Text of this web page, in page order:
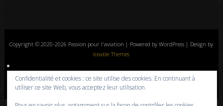
Copyright © 2020-2026 Passion pour l'aviation | Powered by WordPress | Design by
Iceable Themes
Accueil Blog Albums photos Histoires de l’aviation
Contrôle aérien
Livres
Liens Contact Politique de confidentialité
Confidentialité et cookies : ce site utilise des cookies. En continuant à
utiliser ce site Web, vous acceptez leur utilisation.